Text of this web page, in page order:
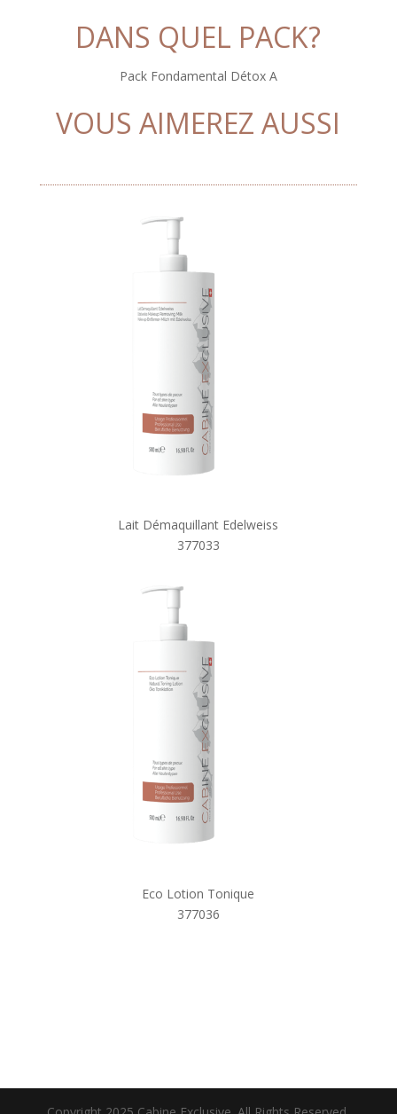
DANS QUEL PACK?
Pack Fondamental Détox A
VOUS AIMEREZ AUSSI
​Lait Démaquillant Edelweiss
377033
Eco Lotion Tonique
377036